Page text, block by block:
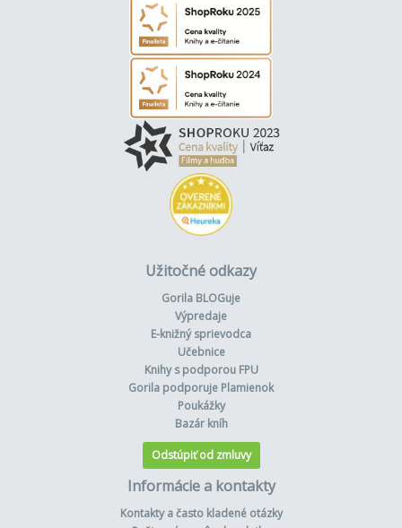
Užitočné odkazy
Gorila BLOGuje
Výpredaje
E-knižný sprievodca
Učebnice
Knihy s podporou FPU
Gorila podporuje Plamienok
Poukážky
Bazár kníh
Odstúpiť od zmluvy
Informácie a kontakty
Kontakty a často kladené otázky